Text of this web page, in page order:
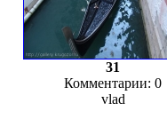
31
Комментарии: 0
vlad